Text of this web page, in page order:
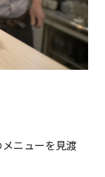
ニューを見渡